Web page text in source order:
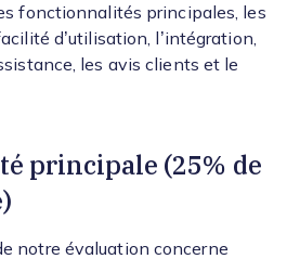
fonctionnalités principales, les
d’utilisation, l’intégration,
les avis clients et le
principale (25% de
notre évaluation concerne